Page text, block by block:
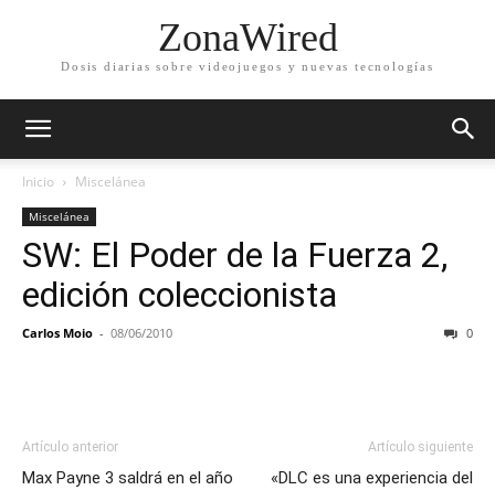
ZonaWired
Dosis diarias sobre videojuegos y nuevas tecnologías
Inicio Miscelánea
Miscelánea
SW: El Poder de la Fuerza 2,
edición coleccionista
Carlos Moio - 08/06/2010 0
Artículo anterior
Max Payne 3 saldrá en el año
Artículo siguiente
«DLC es una experiencia del